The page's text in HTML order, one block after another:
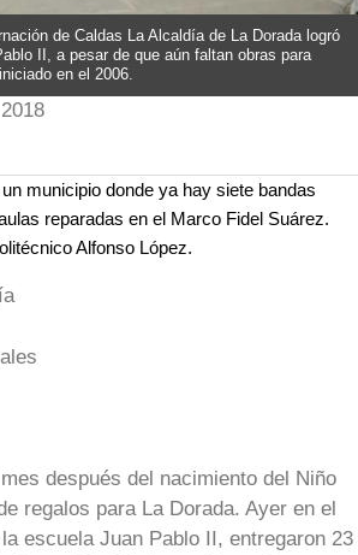
de Caldas La Alcaldía de La Dorada logró
II, a pesar de que aún faltan obras para
en el 2006.
municipio donde ya hay siete bandas
reparadas en el Marco Fidel Suárez.
Alfonso López.
después del nacimiento del Niño
regalos para La Dorada. Ayer en el
escuela Juan Pablo II, entregaron 23